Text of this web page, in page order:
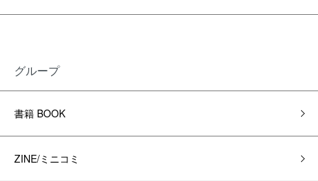
グループ
書籍 BOOK
ZINE/ミニコミ